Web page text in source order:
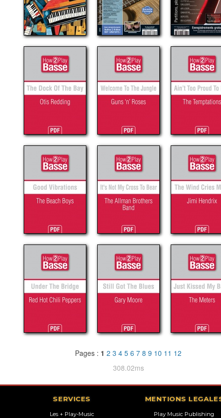
Pages : 1 2 3 4 5 6 7 8 9 10 11 12
308.02ms
SERVICES
Les + Play-Music
MENTIONS
Play Music Publishing